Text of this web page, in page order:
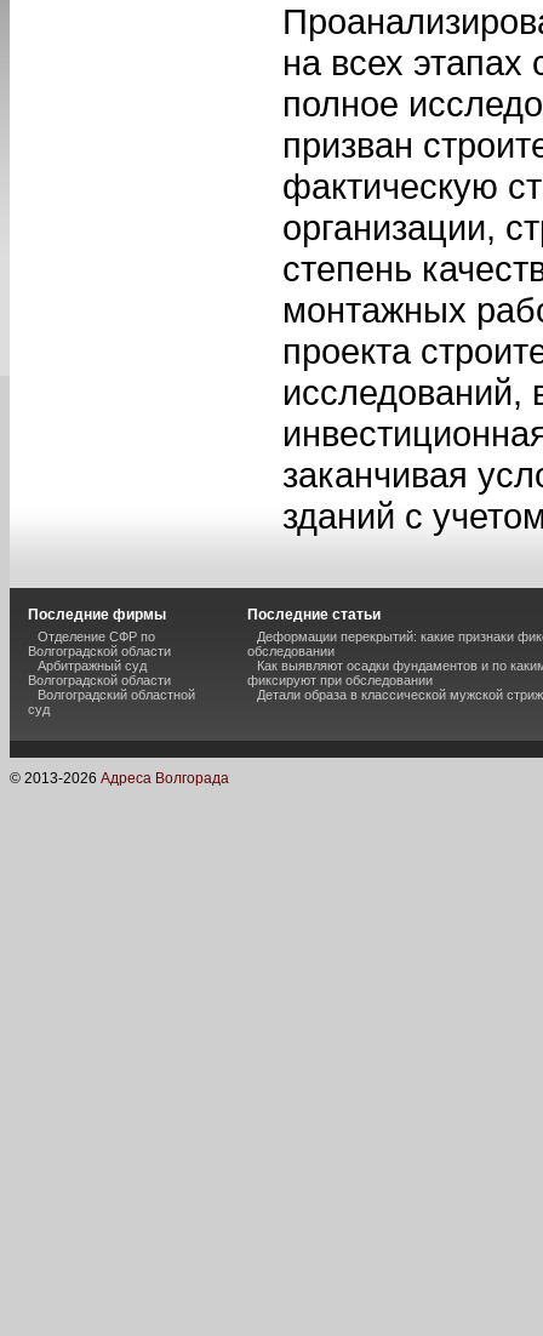
на всех этапах
полное
призван
фактическую
организации,
степень
монтажных
проекта
исследований,
заканчивая
зданий с
Последние фирмы
Отделение СФР по
Волгоградской области
Арбитражный суд
Волгоградской области
Волгоградский областной
суд
Последние статьи
Деформации перекрытий: какие признаки
обследовании
Как выявляют осадки фундаментов и по
фиксируют при обследовании
Детали образа в классической мужской
© 2013-2026 Адреса Волгорада